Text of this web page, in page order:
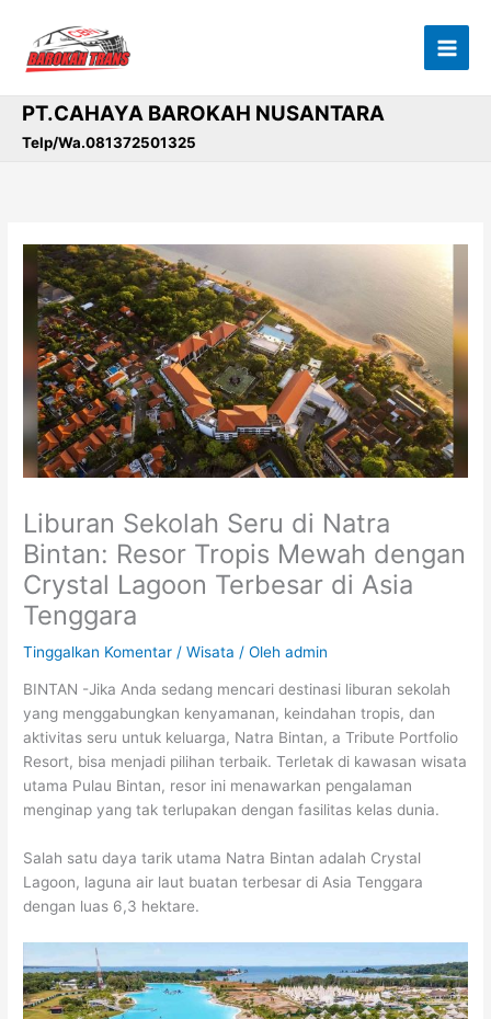
konten
PT.CAHAYA BAROKAH NUSANTARA
Telp/Wa.081372501325
Liburan Sekolah Seru di Natra
Bintan: Resor Tropis Mewah dengan
Crystal Lagoon Terbesar di Asia
Tenggara
Tinggalkan Komentar /Wisata / Olehadmin
BINTAN -Jika Anda sedang mencari destinasi liburan sekolah
yang menggabungkan kenyamanan, keindahan tropis, dan
aktivitas seru untuk keluarga, Natra Bintan, a Tribute Portfolio
Resort, bisa menjadi pilihan terbaik. Terletak di kawasan wisata
utama Pulau Bintan, resor ini menawarkan pengalaman
menginap yang tak terlupakan dengan fasilitas kelas dunia.
Salah satu daya tarik utama Natra Bintan adalah Crystal
Lagoon, laguna air laut buatan terbesar di Asia Tenggara
dengan luas 6,3 hektare.